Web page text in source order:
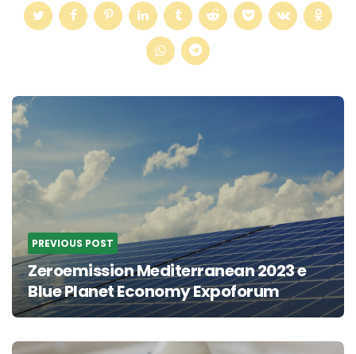
Post
navigation
PREVIOUS POST
Zeroemission Mediterranean 2023 e
Blue Planet Economy Expoforum